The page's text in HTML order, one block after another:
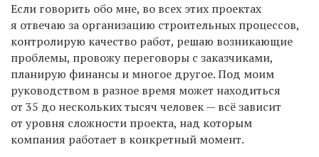
Если говорить обо мне, во всех этих проектах
я отвечаю за организацию строительных процессов,
контролирую качество работ, решаю возникающие
проблемы, провожу переговоры с заказчиками,
планирую финансы и многое другое. Под моим
руководством в разное время может находиться
от 35 до нескольких тысяч человек — всё зависит
от уровня сложности проекта, над которым
компания работает в конкретный момент.